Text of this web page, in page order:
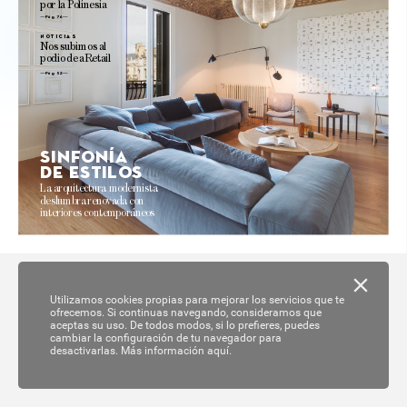
La arquitectura modernista
deslumbra renovada con
interiores contemporáneos
Sinfonía
de estilos
por la Polinesia
Pág. 76
Nos subimos al
podio de aRetail
noticias
Pág. 52
Utilizamos cookies propias para mejorar los servicios que te
ofrecemos. Si continuas navegando, consideramos que
aceptas su uso. De todos modos, si lo prefieres, puedes
cambiar la configuración de tu navegador para
desactivarlas. Más información aquí.